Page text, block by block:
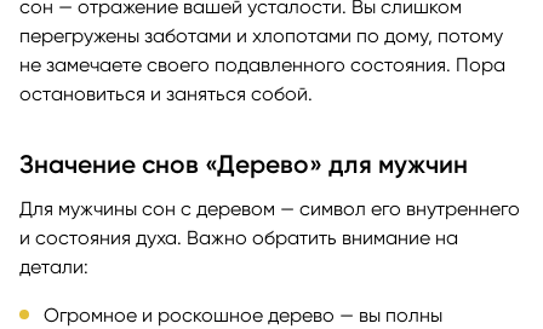
сон — отражение вашей усталости. Вы слишком
перегружены заботами и хлопотами по дому, потому
не замечаете своего подавленного состояния. Пора
остановиться и заняться собой.
Значение снов «Дерево» для мужчин
Для мужчины сон с деревом — символ его внутреннего
и состояния духа. Важно обратить внимание на
детали:
Огромное и роскошное дерево — вы полны